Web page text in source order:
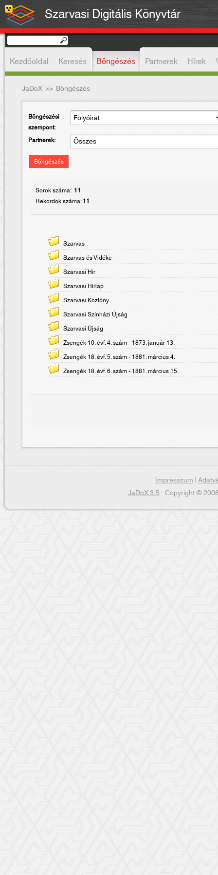
Szarvasi Digitális Könyvtár
Kezdőoldal Keresés Böngészés Partnerek Hírek
JaDoX>> Böngészés
Böngészési
szempont:
Partnerek:
Böngészés
Sorok száma: 11
Rekordok száma:11
Szarvas
Szarvas és Vidéke
Szarvasi Hír
Szarvasi Hírlap
Szarvasi Közlöny
Szarvasi Színházi Újság
Szarvasi Újság
Zsengék 10. évf. 4. szám - 1873. január 13.
Zsengék 18. évf. 5. szám - 1881. március 4.
Zsengék 18. évf. 6. szám - 1881. március 15.
Impresszum|
JaDoX 3.5- Copyright ©